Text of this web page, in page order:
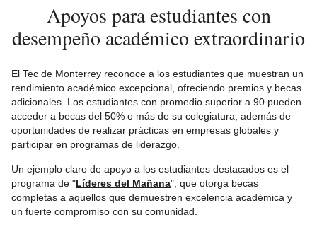
Apoyos para estudiantes con
desempeño académico extraordinario
El Tec de Monterrey reconoce a los estudiantes que muestran un
rendimiento académico excepcional, ofreciendo premios y becas
adicionales. Los estudiantes con promedio superior a 90 pueden
acceder a becas del 50% o más de su colegiatura, además de
oportunidades de realizar prácticas en empresas globales y
participar en programas de liderazgo.
Un ejemplo claro de apoyo a los estudiantes destacados es el
programa de "Líderes del Mañana", que otorga becas
completas a aquellos que demuestren excelencia académica y
un fuerte compromiso con su comunidad.